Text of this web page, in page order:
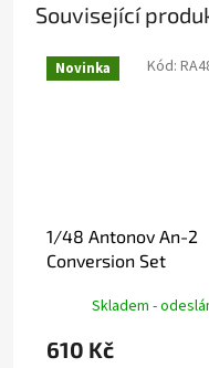
Související
Novinka
1/48 Antonov An-2
Conversion Set
Skladem -
610 Kč
Kód: